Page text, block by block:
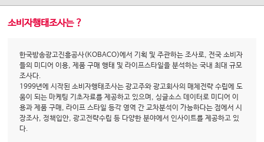
소비자행태조사는 ?
한국방송광고진흥공사(KOBACO)에서 기획 및 주관하는 조사로, 전국 소비자
들의 미디어 이용, 제품 구매 행태 및 라이프스타일을 분석하는 국내 최대 규모
조사다.
1999년에 시작된 소비자행태조사는 광고주와 광고회사의 매체전략 수립에 도
움이 되는 마케팅 기초자료를 제공하고 있으며, 싱글소스 데이터로 미디어 이
용과 제품 구매, 라이프 스타일 등각 영역 간 교차분석이 가능하다는 점에서 시
장조사, 정책입안, 광고전략수립 등 다양한 분야에서 인사이트를 제공하고 있
다.